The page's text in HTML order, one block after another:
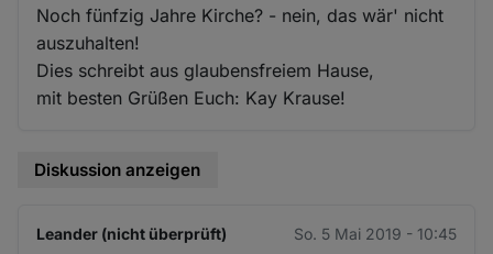
Noch fünfzig Jahre Kirche? - nein, das wär' nicht
auszuhalten!
Dies schreibt aus glaubensfreiem Hause,
mit besten Grüßen Euch: Kay Krause!
Diskussion anzeigen
Leander (nicht überprüft) So. 5 Mai 2019 - 10:45